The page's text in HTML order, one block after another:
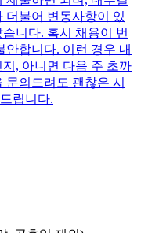
더불어 변동사항이 있
니다. 혹시 채용이 번
안합니다. 이런 경우 내
, 아니면 다음 주 초까
의드려도 괜찮은 시
립니다.